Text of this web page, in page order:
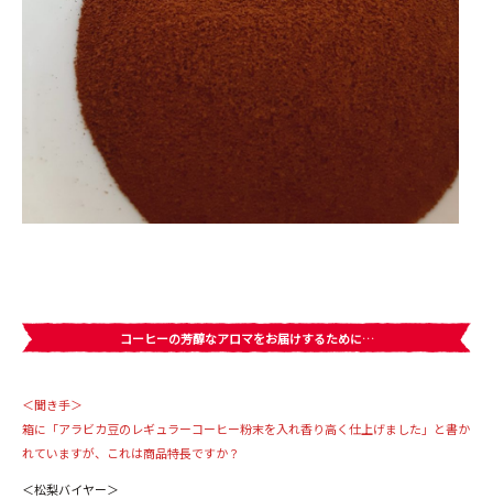
コーヒーの芳醇なアロマをお届けするために…
＜聞き手＞
箱に「アラビカ豆のレギュラーコーヒー粉末を入れ香り高く仕上げました」と書か
れていますが、これは商品特長ですか？
＜松梨バイヤー＞